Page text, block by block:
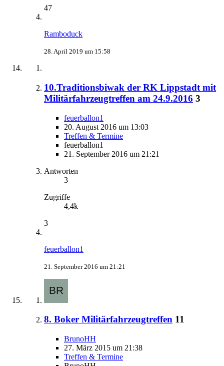
47
Ramboduck
28. April 2019 um 15:58
10.Traditionsbiwak der RK Lippstadt mit
Militärfahrzeugtreffen am 24.9.2016 3
feuerballon1
20. August 2016 um 13:03
Treffen & Termine
feuerballon1
21. September 2016 um 21:21
Antworten
3
Zugriffe
4,4k
3
feuerballon1
21. September 2016 um 21:21
8. Boker Militärfahrzeugtreffen 11
BrunoHH
27. März 2015 um 21:38
Treffen & Termine